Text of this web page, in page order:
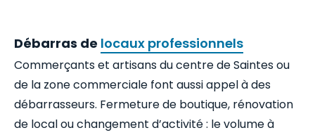
Débarras de locaux professionnels
Commerçants et artisans du centre de Saintes ou
de la zone commerciale font aussi appel à des
débarrasseurs. Fermeture de boutique, rénovation
de local ou changement d’activité : le volume à